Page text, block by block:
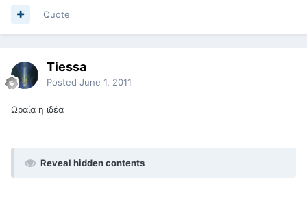
Quote
Tiessa
Posted June 1, 2011
Ωραία η ιδέα
Reveal hidden contents